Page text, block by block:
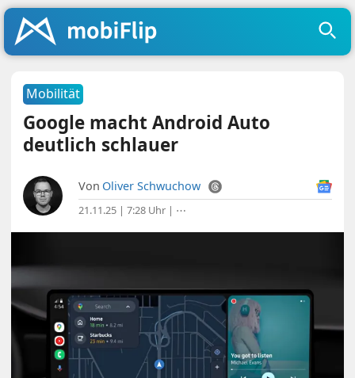
Mobilität
Google macht Android Auto
deutlich schlauer
Von Oliver Schwuchow
21.11.25 | 7:28 Uhr | ⋯